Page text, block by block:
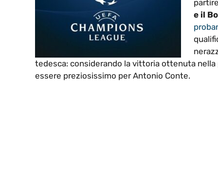
e il
tedesca: considerando la vittoria ottenuta
essere preziosissimo per Antonio Conte.